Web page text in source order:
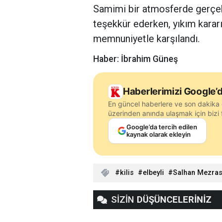
Samimi bir atmosferde
teşekkür ederken, yıkım
memnuniyetle karşılandı.
Haber: İbrahim Güneş
Haberlerimizi
En güncel haberlere ve son dakika
üzerinden anında ulaşmak için
Google’da tercih edilen
kaynak olarak ekleyin
kilis elbeyli Salhan
SİZİN DÜŞÜNCELERİNİZ